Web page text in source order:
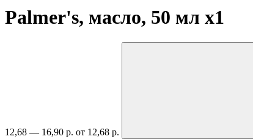
Palmer's, масло, 50 мл x1
12,68 — 16,90 р. от 12,68 р.